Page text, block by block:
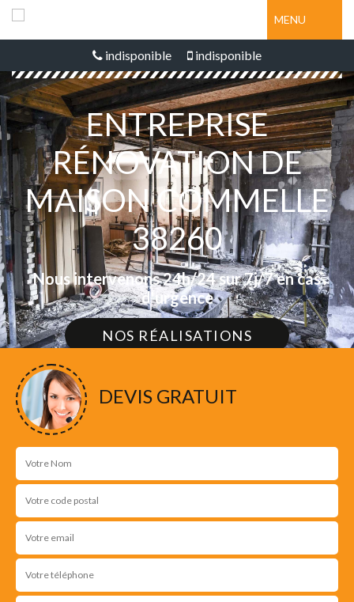
MENU
indisponible indisponible
ENTREPRISE
RÉNOVATION DE
MAISON COMMELLE
38260
Nous intervenons 24h/24 sur 7j/7 en cas
d'urgence
NOS RÉALISATIONS
DEVIS GRATUIT